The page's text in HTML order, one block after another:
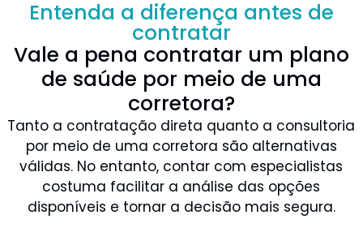
Entenda a diferença antes de
contratar
Vale a pena contratar um plano
de saúde por meio de uma
corretora?
Tanto a contratação direta quanto a consultoria
por meio de uma corretora são alternativas
válidas. No entanto, contar com especialistas
costuma facilitar a análise das opções
disponíveis e tornar a decisão mais segura.